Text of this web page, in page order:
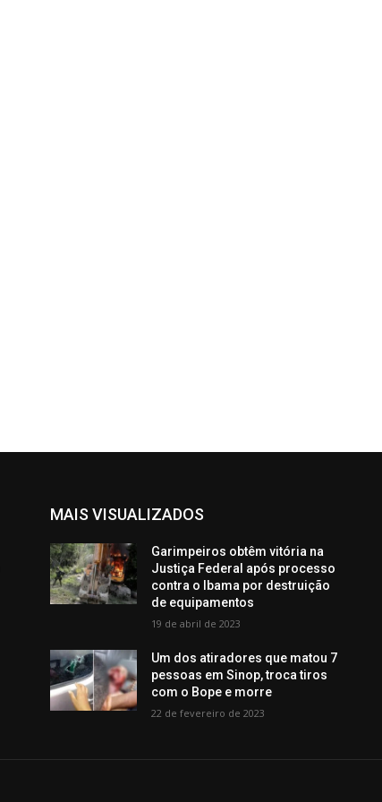
MAIS VISUALIZADOS
Garimpeiros obtêm vitória na
Justiça Federal após processo
contra o Ibama por destruição
de equipamentos
19 de abril de 2023
Um dos atiradores que matou 7
pessoas em Sinop, troca tiros
com o Bope e morre
22 de fevereiro de 2023